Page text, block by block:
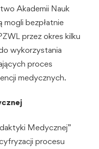
Akademii Nauk
mogli bezpłatnie
przez okres kilku
wykorzystania
proces
medycznych.
Medycznej”
procesu